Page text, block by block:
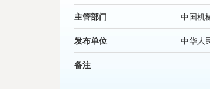
主管部门 中国机
发布单位 中华人
备注